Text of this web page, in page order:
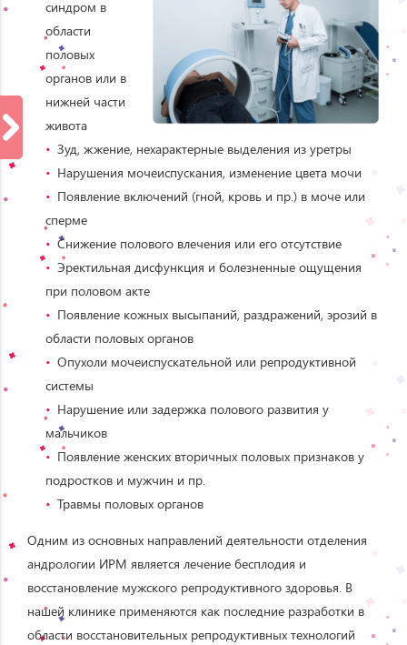
синдром в
области
половых
органов или в
нижней части
живота
Зуд, жжение, нехарактерные выделения из уретры
Нарушения мочеиспускания, изменение цвета мочи
Появление включений (гной, кровь и пр.) в моче или
сперме
Снижение полового влечения или его отсутствие
Эректильная дисфункция и болезненные ощущения
при половом акте
Появление кожных высыпаний, раздражений, эрозий в
области половых органов
Опухоли мочеиспускательной или репродуктивной
системы
Нарушение или задержка полового развития у
мальчиков
Появление женских вторичных половых признаков у
подростков и мужчин и пр.
Травмы половых органов
Одним из основных направлений деятельности отделения
андрологии ИРМ является лечение бесплодия и
восстановление мужского репродуктивного здоровья. В
нашей клинике применяются как последние разработки в
области восстановительных репродуктивных технологий